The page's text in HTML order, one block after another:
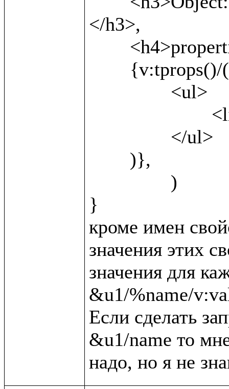
</h3>,
}
кроме имен
значения этих
значения для
&u1/%name/
Если сделать
&u1/name то